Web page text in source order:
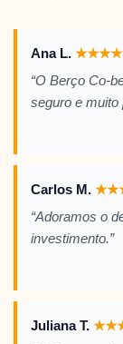
Ana L. ★★★★
“O Berço Co-
seguro e muito
Carlos M. ★★
“Adoramos o
investimento.”
Juliana T. ★★